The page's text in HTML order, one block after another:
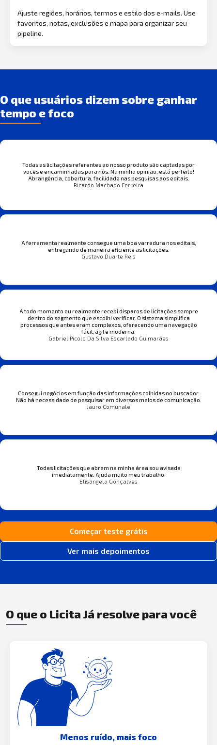
Ajuste regiões, horários, termos e estilo dos e-mails. Use
favoritos, notas, exclusões e mapa para organizar seu
pipeline.
O que usuários dizem sobre ganhar
tempo e foco
Todas as licitações referentes ao nosso produto são captadas por
vocês e encaminhadas para nós. Na minha opinião, está perfeito!
Abrangência, cobertura, facilidade nas pesquisas aos editais.
Ricardo Machado Ferreira
A ferramenta realmente consegue uma boa varredura nos editais,
entregando de maneira eficiente as licitações.
Gustavo Duarte Reis
A todo momento eu realmente recebi disparos de licitações sempre
dentro do segmento que escolhi verificar. O sistema simplifica
processos que antes eram complexos, oferecendo uma navegação
fácil, ágil e moderna.
Gabriel Picolo Da Silva Escarlado Guimarães
Consegui negócios em função das informações colhidas no buscador.
Não há necessidade de pesquisar em diversos meios de comunicação.
Jauro Comunale
Todas licitações que abrem na minha área sou avisada
imediatamente. Ajuda muito meu trabalho.
Elisângela Gonçalves
Começar teste grátis
Ver mais depoimentos
O que o Licita Já resolve para você
Menos ruído, mais foco